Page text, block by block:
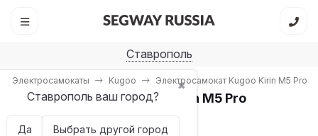
Ставрополь
✖
Ставрополь ваш город?
Да Выбрать другой город
Электросамокаты Kugoo Электросамокат Kugoo Kirin M5 Pro
Электросамокат Kugoo Kirin M5 Pro